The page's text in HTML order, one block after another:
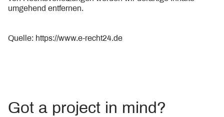
umgehend entfernen.
Quelle: https://www.e-recht24.de
Got a project in mind?